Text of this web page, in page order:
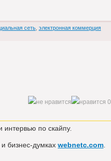
сеть электронная коммерция
0
интервью по скайпу.
и бизнес-думках webnetc.com